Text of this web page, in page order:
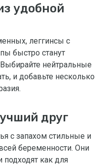
удобной
леггинсы с
быстро станут
нейтральные
и добавьте несколько
друг
с запахом стильные и
беременности. Они
подходят как для